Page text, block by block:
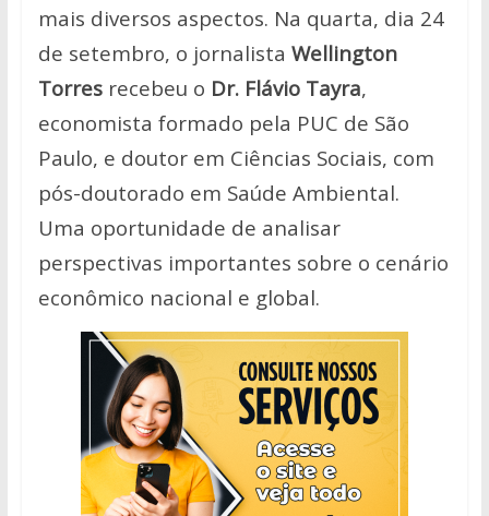
mais diversos aspectos. Na quarta, dia 24
de setembro, o jornalista Wellington
Torresrecebeu o Dr. Flávio Tayra,
economista formado pela PUC de São
Paulo, e doutor em Ciências Sociais, com
pós-doutorado em Saúde Ambiental.
Uma oportunidade de analisar
perspectivas importantes sobre o cenário
econômico nacional e global.